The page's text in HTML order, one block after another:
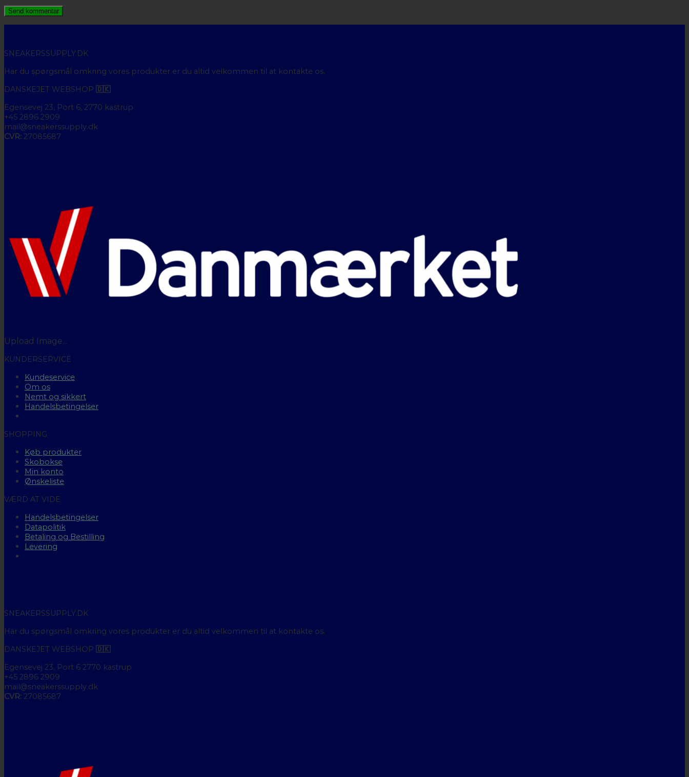
SNEAKERSSUPPLY.DK
Har du spørgsmål omkring vores produkter er du altid velkommen til at kontakte os.
DANSKEJET WEBSHOP 🇩🇰
Egensevej 23, Port 6, 2770 kastrup
+45 2896 2909
mail@sneakerssupply.dk
CVR: 27085687
Upload Image...
KUNDERSERVICE
Kundeservice
Om os
Nemt og sikkert
Handelsbetingelser
SHOPPING
Køb produkter
Skobokse
Min konto
Ønskeliste
VÆRD AT VIDE
Handelsbetingelser
Datapolitik
Betaling og Bestilling
Levering
SNEAKERSSUPPLY.DK
Har du spørgsmål omkring vores produkter er du altid velkommen til at kontakte os.
DANSKEJET WEBSHOP 🇩🇰
Egensevej 23, Port 6 2770 kastrup
+45 2896 2909
mail@sneakerssupply.dk
CVR: 27085687